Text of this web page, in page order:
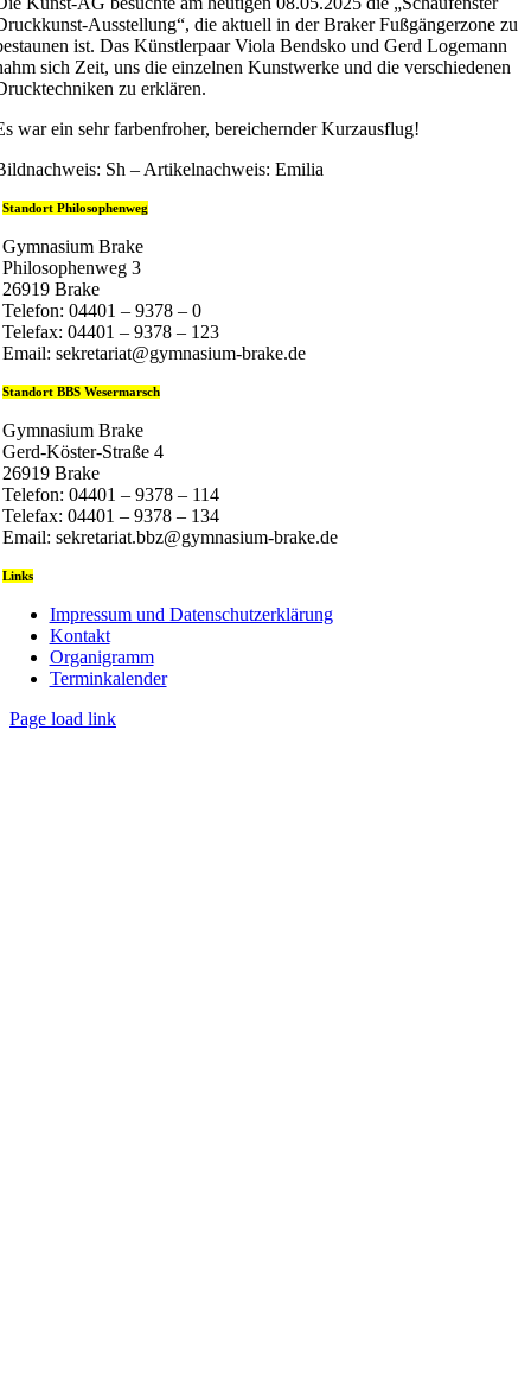
Ausstellung“, die aktuell in der Braker Fußgängerzone zu
ist. Das Künstlerpaar Viola Bendsko und Gerd Logemann
sich Zeit, uns die einzelnen Kunstwerke und die verschiedenen
zu erklären.
war ein sehr farbenfroher, bereichernder Kurzausflug!
Sh – Artikelnachweis: Emilia
Standort Philosophenweg
Gymnasium Brake
Philosophenweg 3
26919 Brake
Telefon: 04401 – 9378 – 0
Telefax: 04401 – 9378 – 123
Email: sekretariat@gymnasium-brake.de
Standort BBS Wesermarsch
Gymnasium Brake
Gerd-Köster-Straße 4
26919 Brake
Telefon: 04401 – 9378 – 114
Telefax: 04401 – 9378 – 134
Email: sekretariat.bbz@gymnasium-brake.de
Links
Impressum und Datenschutzerklärung
Kontakt
Organigramm
Terminkalender
Page load link